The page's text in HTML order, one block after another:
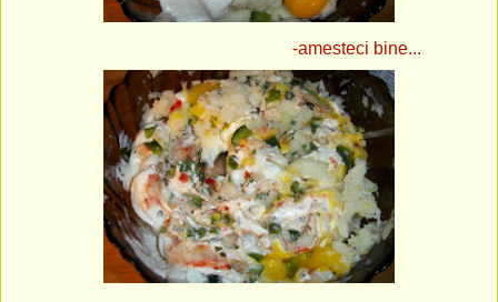
-amesteci bine...